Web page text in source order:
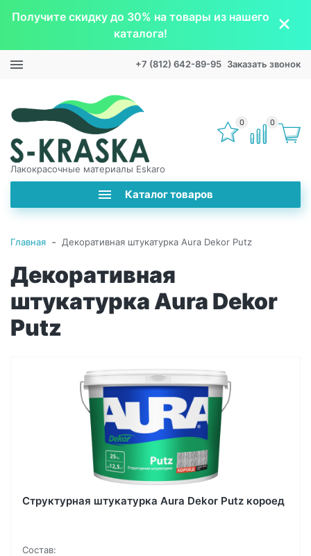
Получите скидку до 30% на товары из нашего
каталога!
+7 (812) 642-89-95 Заказать звонок
Лакокрасочные материалы Eskaro
Каталог товаров
0 0
Главная - Декоративная штукатурка Aura Dekor Putz
Декоративная
штукатурка Aura Dekor
Putz
Структурная штукатурка Aura Dekor Putz короед
Состав: